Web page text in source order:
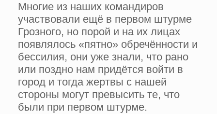
Многие из наших командиров
участвовали ещё в первом штурме
Грозного, но порой и на их лицах
появлялось «пятно» обречённости и
бессилия, они уже знали, что рано
или поздно нам придётся войти в
город и тогда жертвы с нашей
стороны могут превысить те, что
были при первом штурме.